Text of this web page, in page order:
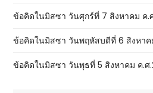
ข้อคิดในมิสซา วันศุกร์ที่ 7 สิงหาคม ค.
ข้อคิดในมิสซา วันพฤหัสบดีที่ 6 สิงหาค
ข้อคิดในมิสซา วันพุธที่ 5 สิงหาคม ค.ศ